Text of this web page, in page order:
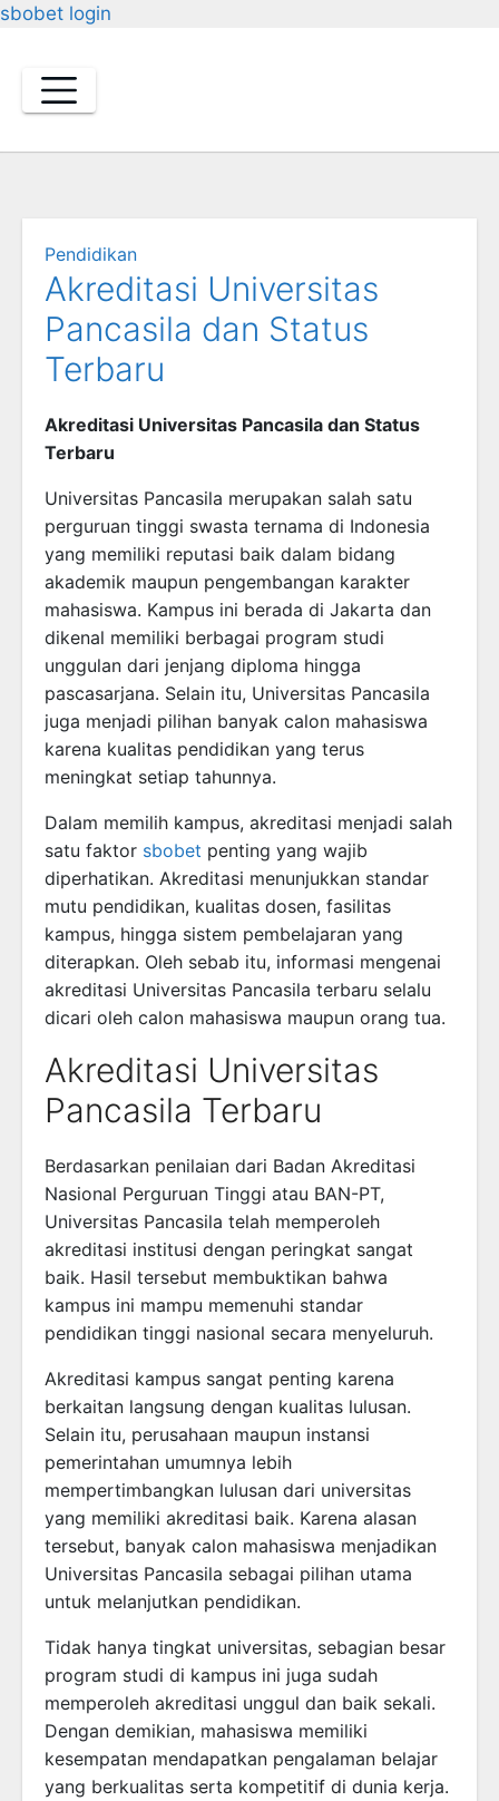
sbobet login
content
Pendidikan
Akreditasi Universitas
Pancasila dan Status
Terbaru
Akreditasi Universitas Pancasila dan Status
Terbaru
Universitas Pancasila merupakan salah satu
perguruan tinggi swasta ternama di Indonesia
yang memiliki reputasi baik dalam bidang
akademik maupun pengembangan karakter
mahasiswa. Kampus ini berada di Jakarta dan
dikenal memiliki berbagai program studi
unggulan dari jenjang diploma hingga
pascasarjana. Selain itu, Universitas Pancasila
juga menjadi pilihan banyak calon mahasiswa
karena kualitas pendidikan yang terus
meningkat setiap tahunnya.
Dalam memilih kampus, akreditasi menjadi salah
satu faktor sbobet penting yang wajib
diperhatikan. Akreditasi menunjukkan standar
mutu pendidikan, kualitas dosen, fasilitas
kampus, hingga sistem pembelajaran yang
diterapkan. Oleh sebab itu, informasi mengenai
akreditasi Universitas Pancasila terbaru selalu
dicari oleh calon mahasiswa maupun orang tua.
Akreditasi Universitas
Pancasila Terbaru
Berdasarkan penilaian dari Badan Akreditasi
Nasional Perguruan Tinggi atau BAN-PT,
Universitas Pancasila telah memperoleh
akreditasi institusi dengan peringkat sangat
baik. Hasil tersebut membuktikan bahwa
kampus ini mampu memenuhi standar
pendidikan tinggi nasional secara menyeluruh.
Akreditasi kampus sangat penting karena
berkaitan langsung dengan kualitas lulusan.
Selain itu, perusahaan maupun instansi
pemerintahan umumnya lebih
mempertimbangkan lulusan dari universitas
yang memiliki akreditasi baik. Karena alasan
tersebut, banyak calon mahasiswa menjadikan
Universitas Pancasila sebagai pilihan utama
untuk melanjutkan pendidikan.
Tidak hanya tingkat universitas, sebagian besar
program studi di kampus ini juga sudah
memperoleh akreditasi unggul dan baik sekali.
Dengan demikian, mahasiswa memiliki
kesempatan mendapatkan pengalaman belajar
yang berkualitas serta kompetitif di dunia kerja.